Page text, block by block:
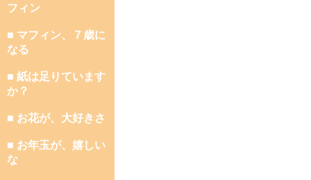
フィン
■ マフィン、７歳に
なる
■ 紙は足りています
か？
■ お花が、大好きさ
■ お年玉が、嬉しい
な